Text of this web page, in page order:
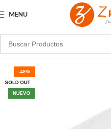
MENU
-48%
SOLD OUT
NUEVO